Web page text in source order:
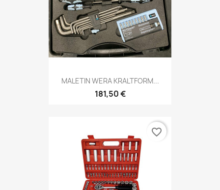
MALETIN WERA KRALTFORM...
181,50 €
favorite_border